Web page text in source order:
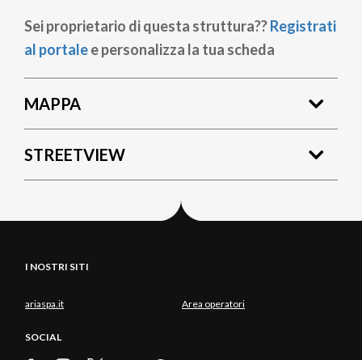
Sei proprietario di questa struttura??Registrati
al portalee personalizza la tua scheda
MAPPA
STREETVIEW
I NOSTRI SITI
ariaspa.it Area operatori
SOCIAL